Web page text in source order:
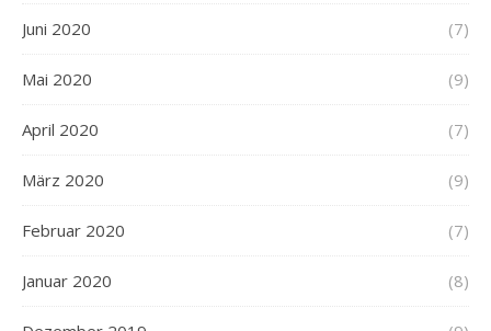
Juni 2020 (7)
Mai 2020 (9)
April 2020 (7)
März 2020 (9)
Februar 2020 (7)
Januar 2020 (8)